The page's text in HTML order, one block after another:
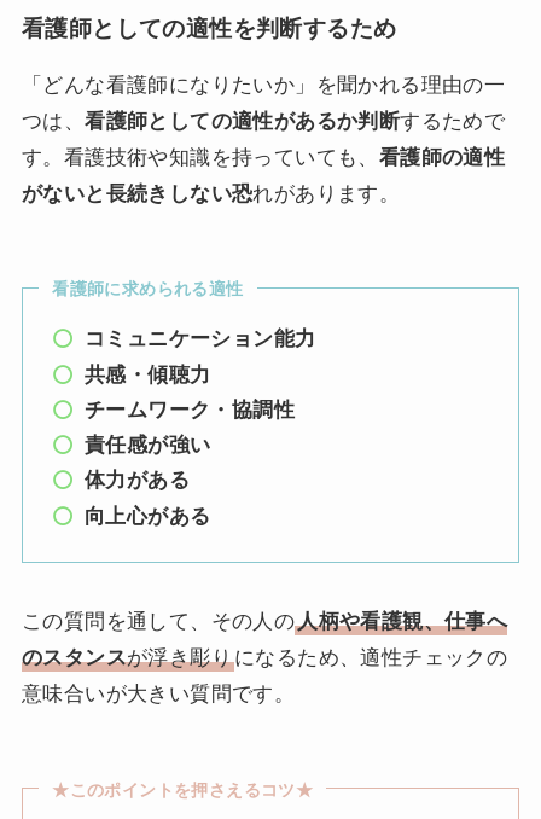
看護師としての適性を判断するため
「どんな看護師になりたいか」を聞かれる理由の一
つは、看護師としての適性があるか判断するためで
す。看護技術や知識を持っていても、 看護師の適性
がないと長続きしない恐れがあります。
看護師に求められる適性
コミュニケーション能力
共感・傾聴力
チームワーク・協調性
責任感が強い
体力がある
向上心がある
この質問を通して、その人の人柄や看護観、仕事へ
のスタンスが浮き彫りになるため、適性チェックの
意味合いが大きい質問です。
★このポイントを押さえるコツ★